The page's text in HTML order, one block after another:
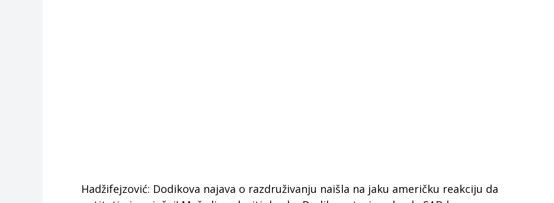
Hadžifejzović: Dodikova najava o razdruživanju naišla na jaku američku reakciju da